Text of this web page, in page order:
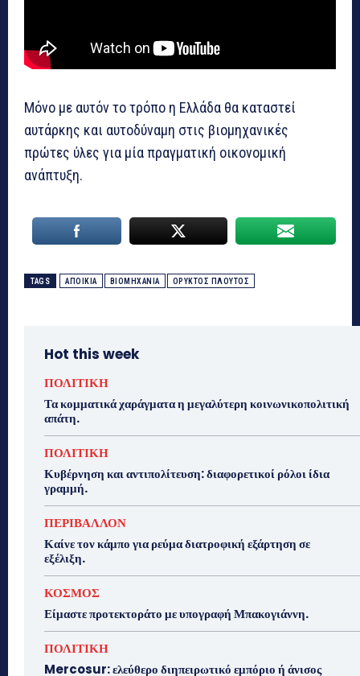
Μόνο με αυτόν το τρόπο η Ελλάδα θα καταστεί
αυτάρκης και αυτοδύναμη στις βιομηχανικές
πρώτες ύλες για μία πραγματική οικονομική
ανάπτυξη.
TAGS ΑΠΟΙΚΙΑ ΒΙΟΜΗΧΑΝΙΑ ΟΡΥΚΤΟΣ ΠΛΟΥΤΟΣ
Hot this week
ΠΟΛΙΤΙΚΗ
Τα κομματικά χαράγματα η μεγαλύτερη κοινωνικοπολιτική
απάτη.
ΠΟΛΙΤΙΚΗ
Κυβέρνηση και αντιπολίτευση: διαφορετικοί ρόλοι ίδια
γραμμή.
ΠΕΡΙΒΑΛΛΟΝ
Καίνε τον κάμπο για ρεύμα διατροφική εξάρτηση σε
εξέλιξη.
ΚΟΣΜΟΣ
Είμαστε προτεκτοράτο με υπογραφή Μπακογιάννη.
ΠΟΛΙΤΙΚΗ
Mercosur: ελεύθερο διηπειρωτικό εμπόριο ή άνισος